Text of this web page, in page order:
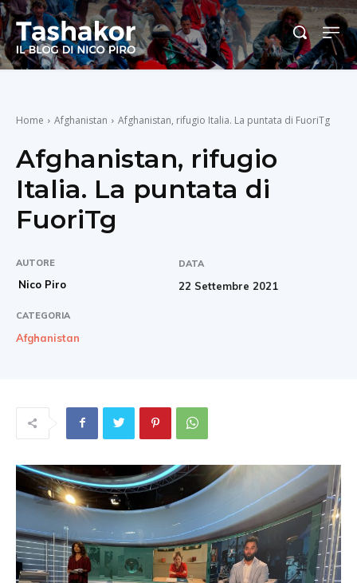
Home Afghanistan Afghanistan, rifugio Italia. La puntata di FuoriTg
Afghanistan, rifugio
Italia. La puntata di
FuoriTg
AUTORE
Nico Piro
DATA
22 Settembre 2021
CATEGORIA
Afghanistan